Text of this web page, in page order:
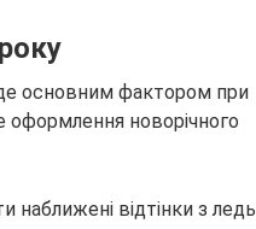
основним фактором при
оформлення новорічного
наближені відтінки з ледь